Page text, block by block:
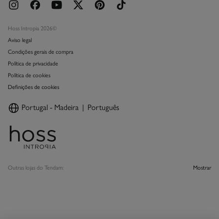
Hoss Intropia 2026©
Aviso legal
Condições gerais de compra
Política de privacidade
Política de cookies
Definições de cookies
Portugal - Madeira Português
Outras lojas do Tendam: Mostrar